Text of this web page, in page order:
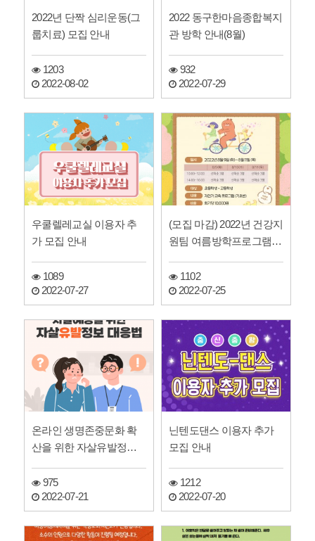
2022년 단짝 심리운동(그
룹치료) 모집 안내
1203
2022-08-02
2022 동구한마음종합복지
관 방학 안내(8월)
932
2022-07-29
우쿨렐레교실 이용자 추
가 모집 안내
1089
2022-07-27
(모집 마감) 2022년 건강지
원팀 여름방학프로그램 'i
1102
2022-07-25
온라인 생명존중문화 확
산을 위한 자살유발정보
975
2022-07-21
닌텐도댄스 이용자 추가
모집 안내
1212
2022-07-20